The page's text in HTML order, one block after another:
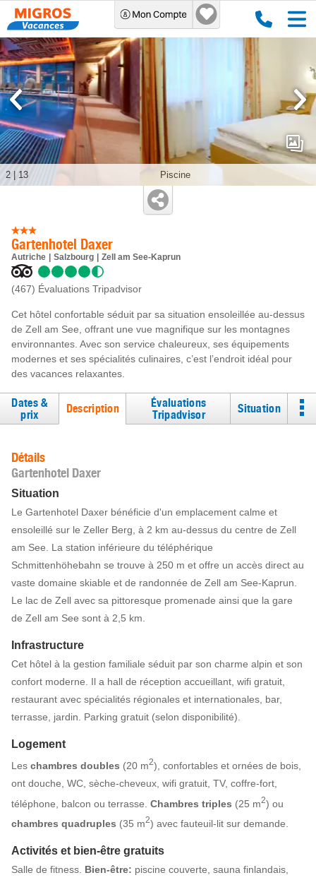
Gartenhotel Daxer
Autriche Salzbourg Zell am See-Kaprun
(467) Évaluations Tripadvisor
Cet hôtel confortable séduit par sa situation ensoleillée au-dessus
de Zell am See, offrant une vue magnifique sur les montagnes
environnantes. Avec son service chaleureux, ses équipements
modernes et ses spécialités culinaires, c’est l’endroit idéal pour
des vacances relaxantes.
Piscine
2 13
Dates &
prix
Description
Évaluations
Tripadvisor
Situation
Détails
Gartenhotel Daxer
Situation
Le Gartenhotel Daxer bénéficie d'un emplacement calme et
ensoleillé sur le Zeller Berg, à 2 km au-dessus du centre de Zell
am See. La station inférieure du téléphérique
Schmittenhöhebahn se trouve à 250 m et offre un accès direct au
vaste domaine skiable et de randonnée de Zell am See-Kaprun.
Le lac de Zell avec sa pittoresque promenade ainsi que la gare
de Zell am See sont à 2,5 km.
Infrastructure
Cet hôtel à la gestion familiale séduit par son charme alpin et son
confort moderne. Il a hall de réception accueillant, wifi gratuit,
restaurant avec spécialités régionales et internationales, bar,
terrasse, jardin. Parking gratuit (selon disponibilité).
Logement
Les chambres doubles (20 m2), confortables et ornées de bois,
ont douche, WC, sèche-cheveux, wifi gratuit, TV, coffre-fort,
téléphone, balcon ou terrasse. Chambres triples (25 m2) ou
chambres quadruples (35 m2) avec fauteuil-lit sur demande.
Activités et bien-être gratuits
Salle de fitness. Bien-être: piscine couverte, sauna finlandais,